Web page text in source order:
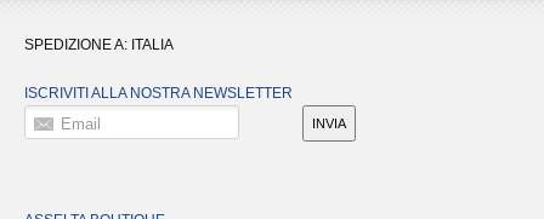
SPEDIZIONE A: ITALIA
ISCRIVITI ALLA NOSTRA NEWSLETTER
Email INVIA